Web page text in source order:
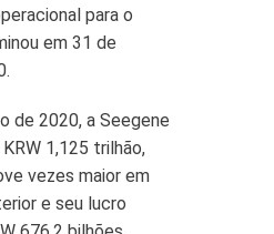
para o
em 31 de
de 2020, a Seegene
1,125 trilhão,
vezes maior em
e seu lucro